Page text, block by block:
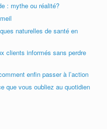
: mythe ou réalité?
naturelles de santé en
clients informés sans perdre
enfin passer à l’action
que vous oubliez au quotidien